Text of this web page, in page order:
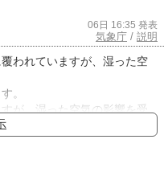
06日 16:35 発表
気象庁 / 説明
われていますが、湿った空
。
が、湿った空気の影響を受